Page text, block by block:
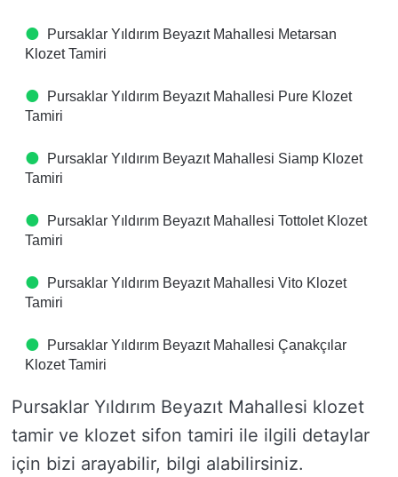
Pursaklar Yıldırım Beyazıt Mahallesi Metarsan
Klozet Tamiri
Pursaklar Yıldırım Beyazıt Mahallesi Pure Klozet
Tamiri
Pursaklar Yıldırım Beyazıt Mahallesi Siamp Klozet
Tamiri
Pursaklar Yıldırım Beyazıt Mahallesi Tottolet Klozet
Tamiri
Pursaklar Yıldırım Beyazıt Mahallesi Vito Klozet
Tamiri
Pursaklar Yıldırım Beyazıt Mahallesi Çanakçılar
Klozet Tamiri
Pursaklar Yıldırım Beyazıt Mahallesi klozet
tamir ve klozet sifon tamiri ile ilgili detaylar
için bizi arayabilir, bilgi alabilirsiniz.